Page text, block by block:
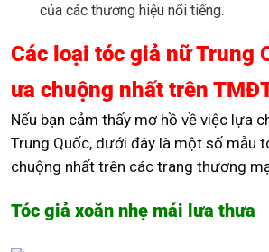
của các thương hiệu nổi tiếng.
Các loại tóc giả nữ Trung
ưa chuộng nhất trên
Nếu bạn cảm thấy mơ hồ về việc lựa
Trung Quốc, dưới đây là một số mẫu
chuộng nhất trên các trang thương
Tóc giả xoăn nhẹ mái lưa thưa